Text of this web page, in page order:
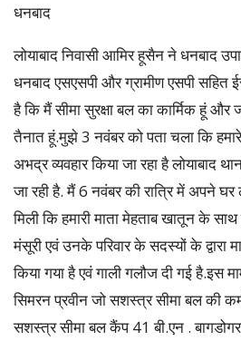
धनबाद
लोयाबाद निवासी आमिर हूसैन ने धनबाद
धनबाद एसएसपी और ग्रामीण एसपी
है कि मैं सीमा सुरक्षा बल का कार्मिक हूं
तैनात हूं.मुझे 3 नवंबर को पता चला कि
अभद्र व्यवहार किया जा रहा है लोयाबाद
जा रही है. मैं 6 नवंबर की रात्रि में अपने घर
मिली कि हमारी माता मेहताब खातून के
मंसूरी एवं उनके परिवार के सदस्यों के द्वारा
किया गया है एवं गाली गलौज दी गई है.इस
सिमरन प्रवीन जो सशस्त्र सीमा बल की
सशस्त्र सीमा बल कैंप 41 बी.एन .